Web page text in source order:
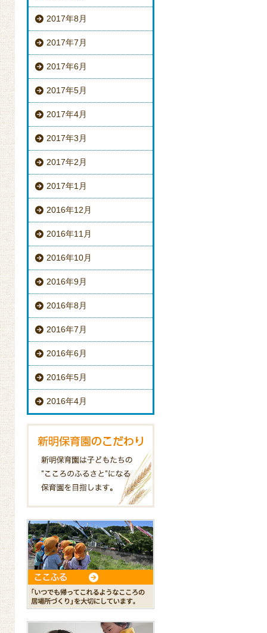
2017年8月
2017年7月
2017年6月
2017年5月
2017年4月
2017年3月
2017年2月
2017年1月
2016年12月
2016年11月
2016年10月
2016年9月
2016年8月
2016年7月
2016年6月
2016年5月
2016年4月